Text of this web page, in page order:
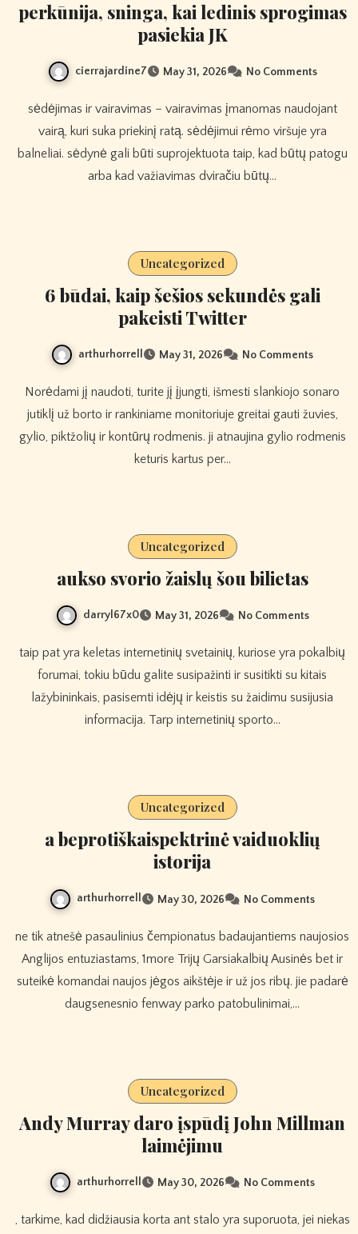
perkūnija, sninga, kai ledinis sprogimas
pasiekia JK
cierrajardine7 May 31, 2026 No Comments
sėdėjimas ir vairavimas – vairavimas įmanomas naudojant
vairą, kuri suka priekinį ratą. sėdėjimui rėmo viršuje yra
balneliai. sėdynė gali būti suprojektuota taip, kad būtų patogu
arba kad važiavimas dviračiu būtų…
Uncategorized
6 būdai, kaip šešios sekundės gali
pakeisti Twitter
arthurhorrell May 31, 2026 No Comments
Norėdami jį naudoti, turite jį įjungti, išmesti slankiojo sonaro
jutiklį už borto ir rankiniame monitoriuje greitai gauti žuvies,
gylio, piktžolių ir kontūrų rodmenis. ji atnaujina gylio rodmenis
keturis kartus per…
Uncategorized
aukso svorio žaislų šou bilietas
darryl67x0 May 31, 2026 No Comments
taip pat yra keletas internetinių svetainių, kuriose yra pokalbių
forumai, tokiu būdu galite susipažinti ir susitikti su kitais
lažybininkais, pasisemti idėjų ir keistis su žaidimu susijusia
informacija. Tarp internetinių sporto…
Uncategorized
a beprotiškaispektrinė vaiduoklių
istorija
arthurhorrell May 30, 2026 No Comments
ne tik atnešė pasaulinius čempionatus badaujantiems naujosios
Anglijos entuziastams, 1more Trijų Garsiakalbių Ausinės bet ir
suteikė komandai naujos jėgos aikštėje ir už jos ribų. jie padarė
daugsenesnio fenway parko patobulinimai,…
Uncategorized
Andy Murray daro įspūdį John Millman
laimėjimu
arthurhorrell May 30, 2026 No Comments
, tarkime, kad didžiausia korta ant stalo yra suporuota, jei niekas